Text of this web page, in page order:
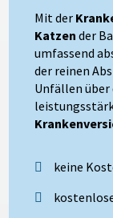
Mit der
Katzen der
umfassend
der reinen
Unfällen über
keine